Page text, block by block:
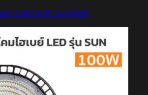
รุ่นBY239P G2-200W